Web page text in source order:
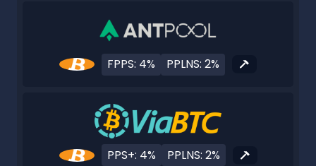
FPPS: 4% PPLNS: 2%
PPS+: 4% PPLNS: 2%